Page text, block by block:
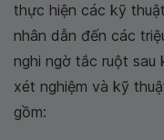
thực hiện các kỹ
nhân dẫn đến các
nghi ngờ tắc ruột sau
xét nghiệm và kỹ
gồm: